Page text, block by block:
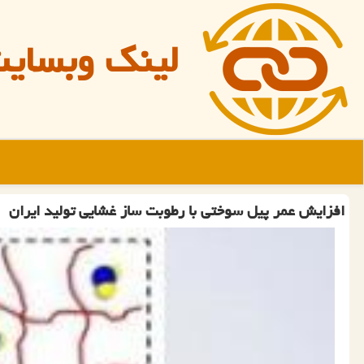
لینک
افزایش عمر پیل سوختی با رطوبت ساز غشایی تولید ایران